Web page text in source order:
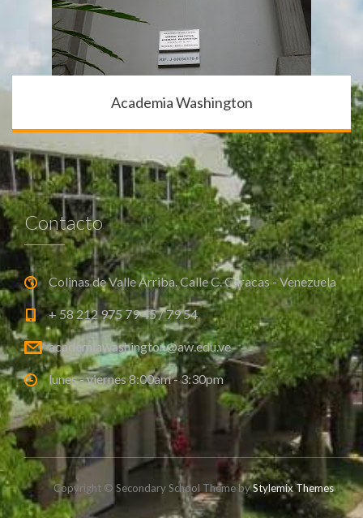
Academia Washington
Contacto
Colinas de Valle Arriba. Calle C. Caracas - Venezuela
+ 58 212 975 79 45 / 79 54
academiawashington@aw.edu.ve
lunes - viernes 8:00am - 3:30pm
Copyright © Secondary School Theme byStylemix Themes